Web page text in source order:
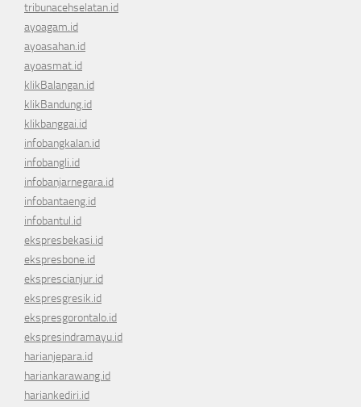
tribunacehselatan.id
ayoagam.id
ayoasahan.id
ayoasmat.id
klikBalangan.id
klikBandung.id
klikbanggai.id
infobangkalan.id
infobangli.id
infobanjarnegara.id
infobantaeng.id
infobantul.id
ekspresbekasi.id
ekspresbone.id
eksprescianjur.id
ekspresgresik.id
ekspresgorontalo.id
ekspresindramayu.id
harianjepara.id
hariankarawang.id
hariankediri.id